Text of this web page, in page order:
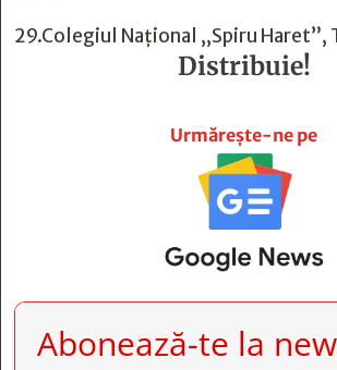
29.Colegiul Național ,,Spiru Haret”,
Distribuie!
Urmărește-ne pe
Abonează-te la